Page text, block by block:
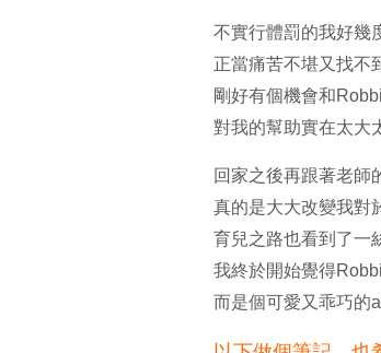
不實行體罰的我好幾
正當痛苦不堪又找不
剛好有個機會和
對我的幫助實在太大
回家之後再跟著老師
真的是大大改變我對
育兒之路也看到了一
我終於開始覺得
而是個可愛又乖巧的